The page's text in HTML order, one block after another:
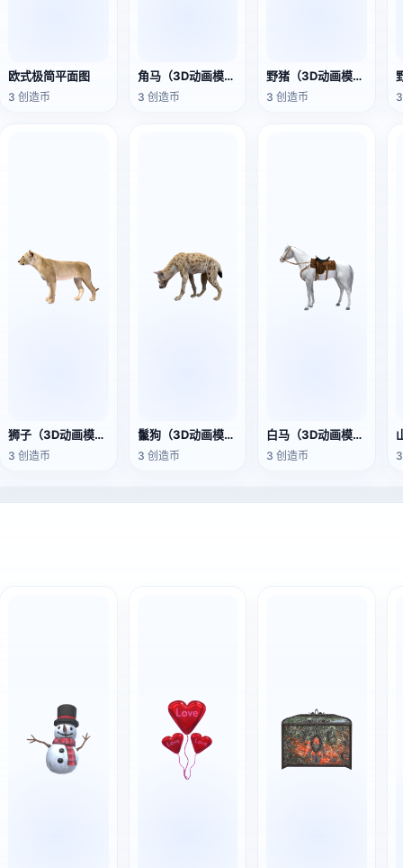
欧式极简平面图
3 创造币
角马（3D动画模型）
3 创造币
野猪（3D动画模型）
3 创造币
狮子（3D动画模型）
3 创造币
鬣狗（3D动画模型）
3 创造币
白马（3D动画模型）
3 创造币